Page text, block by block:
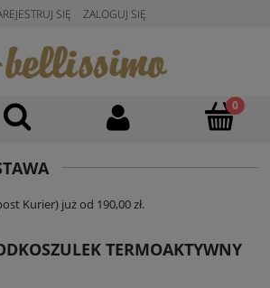
SIĘ ZALOGUJ SIĘ
Kurier) już od 190,00 zł.
TERMOAKTYWNY